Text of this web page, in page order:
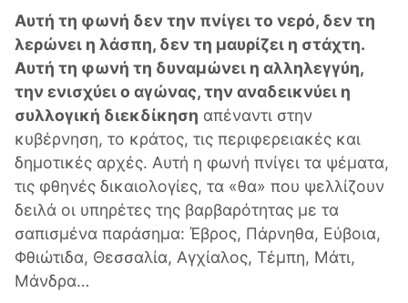
Αυτή τη φωνή δεν την πνίγει το νερό, δεν τη
λερώνει η λάσπη, δεν τη μαυρίζει η στάχτη.
Αυτή τη φωνή τη δυναμώνει η αλληλεγγύη,
την ενισχύει ο αγώνας, την αναδεικνύει η
συλλογική διεκδίκηση απέναντι στην
κυβέρνηση, το κράτος, τις περιφερειακές και
δημοτικές αρχές. Αυτή η φωνή πνίγει τα ψέματα,
τις φθηνές δικαιολογίες, τα «θα» που ψελλίζουν
δειλά οι υπηρέτες της βαρβαρότητας με τα
σαπισμένα παράσημα: Έβρος, Πάρνηθα, Εύβοια,
Φθιώτιδα, Θεσσαλία, Αγχίαλος, Τέμπη, Μάτι,
Μάνδρα…